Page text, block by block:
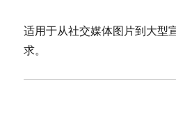
适用于从社交媒体图片到大型
求。